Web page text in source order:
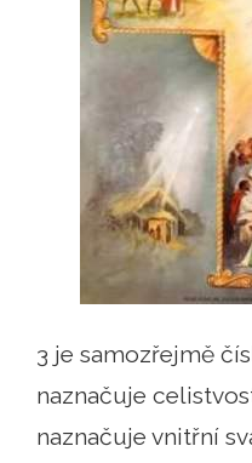
3 je samozřejmě
naznačuje
naznačuje vnitřní